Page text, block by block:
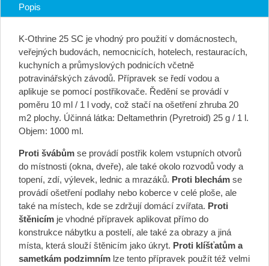
lezoucímu
a
létajícímu
hmyzu
množství
Popis
K-Othrine 25 SC je vhodný pro použití v domácnostech,
veřejných budovách, nemocnicích, hotelech, restauracích,
kuchyních a průmyslových podnicích včetně
potravinářských závodů. Přípravek se ředí vodou a
aplikuje se pomocí postřikovače. Ředění se provádí v
poměru 10 ml / 1 l vody, což stačí na ošetření zhruba 20
m2 plochy. Účinná látka: Deltamethrin (Pyretroid) 25 g / 1 l.
Objem: 1000 ml.
Proti švábům se provádí postřik kolem vstupních otvorů
do místnosti (okna, dveře), ale také okolo rozvodů vody a
topení, zdí, výlevek, lednic a mrazáků. Proti blechám se
provádí ošetření podlahy nebo koberce v celé ploše, ale
také na místech, kde se zdržují domácí zvířata. Proti
štěnicím je vhodné přípravek aplikovat přímo do
konstrukce nábytku a postelí, ale také za obrazy a jiná
místa, která slouží štěnicím jako úkryt. Proti klíšťatům a
sametkám podzimním lze tento přípravek použít též velmi